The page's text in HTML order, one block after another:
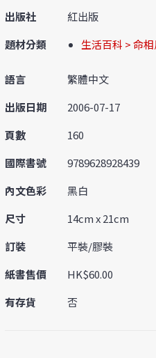
出版社
紅出版
題材分類
生活百科 > 命
語言
繁體中文
出版日期
2006-07-17
頁數
160
國際書號
9789628928439
內文色彩
黑白
尺寸
14cm x 21cm
訂裝
平裝/膠裝
紙書售價
HK$60.00
有存貨
否